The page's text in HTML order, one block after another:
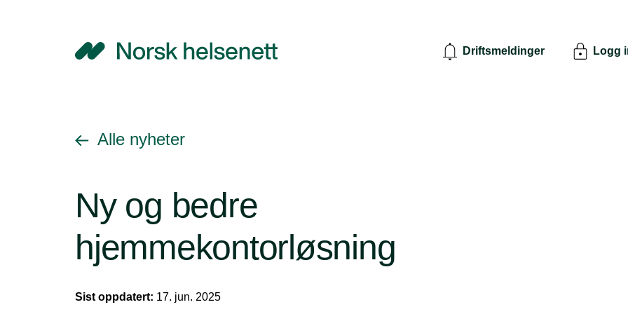
NHN Driftsmeldinger Logg
Gå tilbake til
Alle nyheter
Ny og bedre
hjemmekontorløsning
Sist oppdatert: 17. jun. 2025